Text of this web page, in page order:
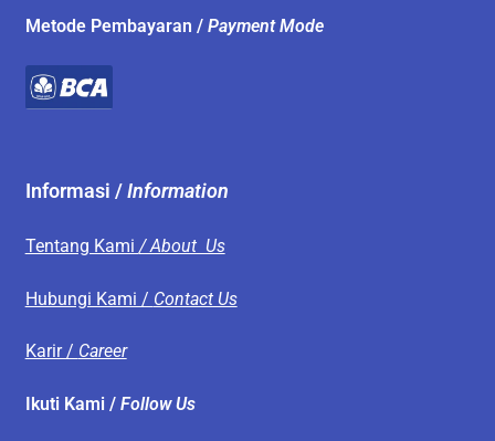
Metode Pembayaran / Payment Mode
Informasi /Information
Tentang Kami / About Us
Hubungi Kami / Contact Us
Karir / Career
Ikuti Kami / Follow Us